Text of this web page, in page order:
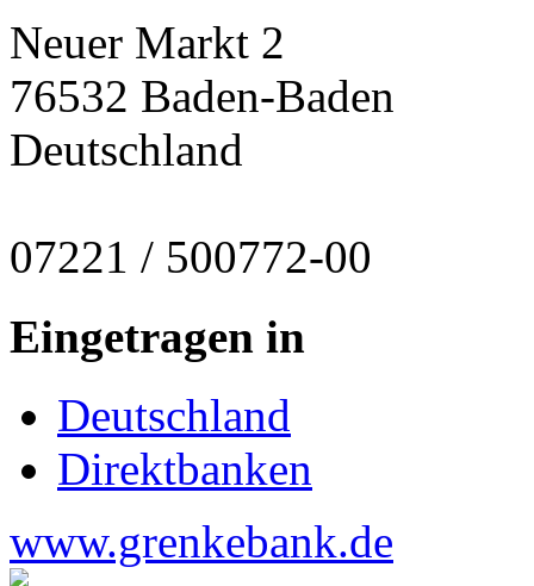
Neuer Markt 2
76532 Baden-Baden
Deutschland
07221 / 500772-00
Eingetragen in
Deutschland
Direktbanken
www.grenkebank.de